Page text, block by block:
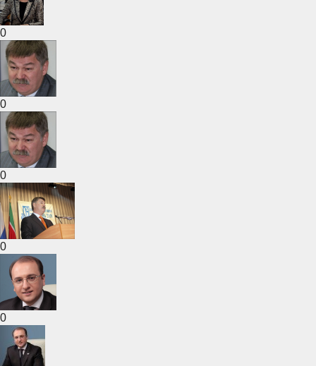
0
0
0
0
0